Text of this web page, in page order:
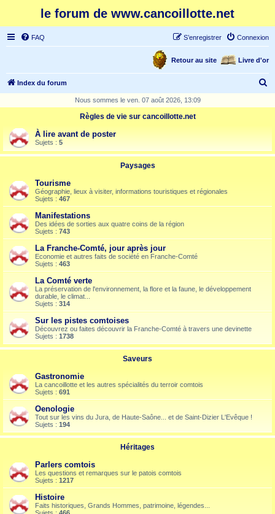
le forum de www.cancoillotte.net
FAQ Connexion
S’enregistrer
Livre d'or
Retour au site
Index du forum
r
Nous sommes le ven. 07 août 2026, 13:09
Règles de vie sur cancoillotte.net
À lire avant de poster
Sujets : 5
Paysages
Tourisme
Géographie, lieux à visiter, informations touristiques et régionales
Sujets : 467
Manifestations
Des idées de sorties aux quatre coins de la région
Sujets : 743
La Franche-Comté, jour après jour
Economie et autres faits de société en Franche-Comté
Sujets : 463
La Comté verte
La préservation de l'environnement, la flore et la faune, le développement
durable, le climat...
Sujets : 314
Sur les pistes comtoises
Découvrez ou faites découvrir la Franche-Comté à travers une devinette
Sujets : 1738
Saveurs
Gastronomie
La cancoillotte et les autres spécialités du terroir comtois
Sujets : 691
Oenologie
Tout sur les vins du Jura, de Haute-Saône... et de Saint-Dizier L'Evêque !
Sujets : 194
Héritages
Parlers comtois
Les questions et remarques sur le patois comtois
Sujets : 1217
Histoire
Faits historiques, Grands Hommes, patrimoine, légendes...